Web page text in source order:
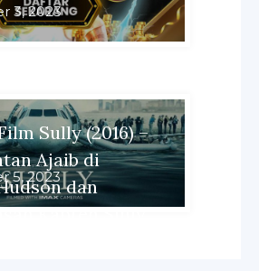
3, 2023
Sully (2016) –
Ajaib di
dan
Kapten Sully
5, 2023